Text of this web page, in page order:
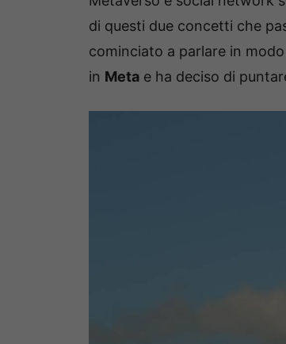
di questi due concetti che
cominciato a parlare in
in Meta e ha deciso di